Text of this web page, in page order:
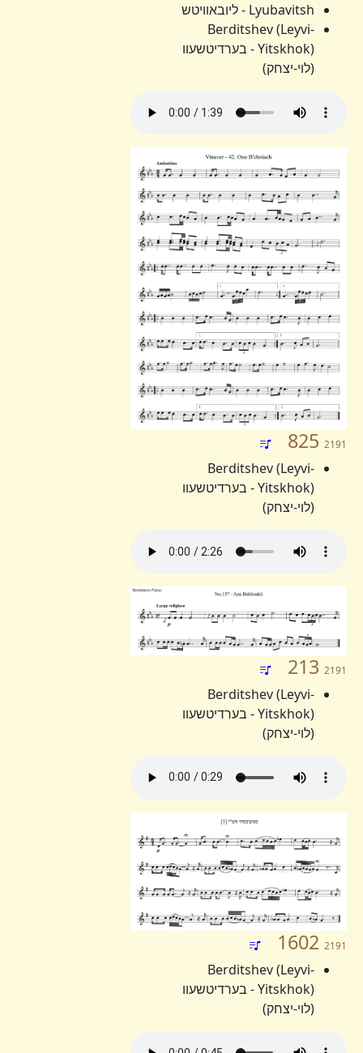
Lyubavitsh - ליובאוויטש
Berditshev (Leyvi-
Yitskhok) - בערדיטשעוו
(לוי-יצחק)
825 2191
Berditshev (Leyvi-
Yitskhok) - בערדיטשעוו
(לוי-יצחק)
213 2191
Berditshev (Leyvi-
Yitskhok) - בערדיטשעוו
(לוי-יצחק)
1602 2191
Berditshev (Leyvi-
Yitskhok) - בערדיטשעוו
(לוי-יצחק)